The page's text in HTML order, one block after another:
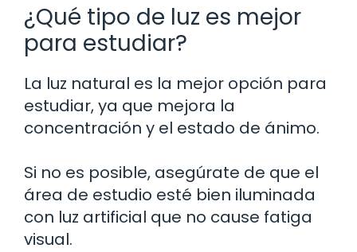
¿Qué tipo de luz es mejor
para estudiar?
La luz natural es la mejor opción para
estudiar, ya que mejora la
concentración y el estado de ánimo.
Si no es posible, asegúrate de que el
área de estudio esté bien iluminada
con luz artificial que no cause fatiga
visual.